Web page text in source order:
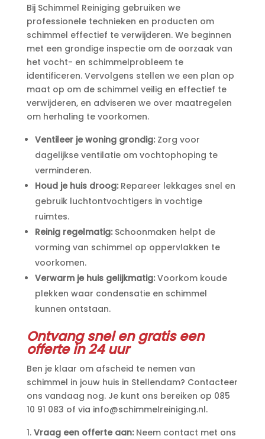
Bij Schimmel Reiniging gebruiken we
professionele technieken en producten om
schimmel effectief te verwijderen.​ We beginnen
met een grondige inspectie om de oorzaak van
het vocht- en schimmelprobleem te
identificeren.​ Vervolgens stellen we een plan op
maat op om de schimmel veilig en effectief te
verwijderen, en adviseren we over maatregelen
om herhaling te voorkomen.​
Ventileer je woning grondig:Zorg voor
dagelijkse ventilatie om vochtophoping te
verminderen.​
Houd je huis droog:Repareer lekkages snel en
gebruik luchtontvochtigers in vochtige
ruimtes.​
Reinig regelmatig:Schoonmaken helpt de
vorming van schimmel op oppervlakken te
voorkomen.​
Verwarm je huis gelijkmatig:Voorkom koude
plekken waar condensatie en schimmel
kunnen ontstaan.​
Ontvang snel en gratis een
offerte in 24 uur
Ben je klaar om afscheid te nemen van
schimmel in jouw huis in Stellendam? Contacteer
ons vandaag nog.​ Je kunt ons bereiken op 085
10 91 083 of via info@schimmelreiniging.​nl.​
Vraag een offerte aan:Neem contact met ons